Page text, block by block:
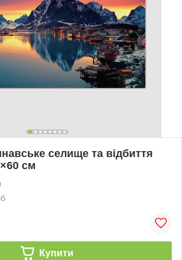
селище та відбиття
см
Купити